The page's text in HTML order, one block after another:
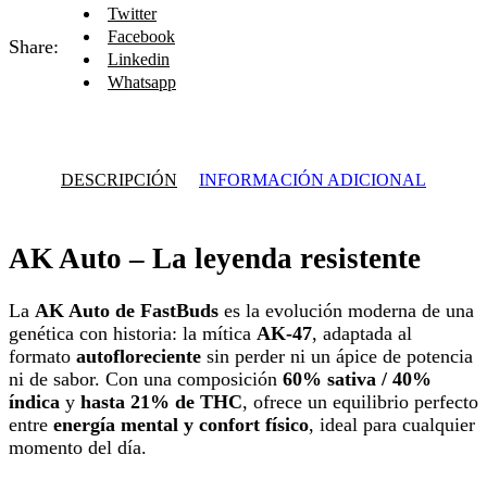
Share:
Twitter
Facebook
Linkedin
Whatsapp
DESCRIPCIÓN INFORMACIÓN ADICIONAL
AK Auto – La leyenda resistente
La AK Auto de FastBuds es la evolución moderna de una
genética con historia: la mítica AK-47, adaptada al
formato autofloreciente sin perder ni un ápice de potencia
ni de sabor. Con una composición 60% sativa / 40%
índica y hasta 21% de THC, ofrece un equilibrio perfecto
entre energía mental y confort físico, ideal para cualquier
momento del día.